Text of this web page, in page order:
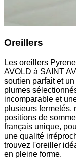
Oreillers
Les oreillers
AVOLD à SAINT
soutien parfait et
plumes
incomparable et
plusieurs fermetés,
positions de
français unique,
une qualité
trouvez l'oreiller
en pleine forme.